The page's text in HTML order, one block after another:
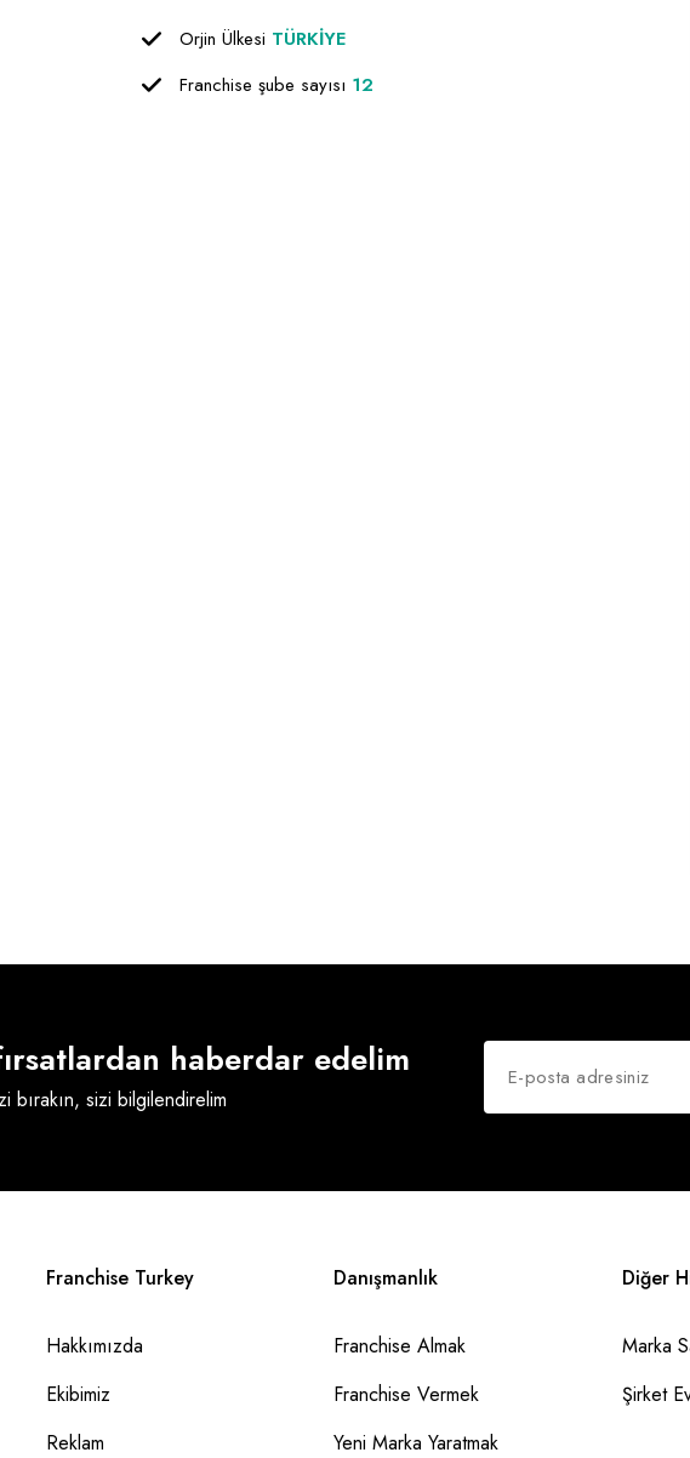
Orjin Ülkesi TÜRKİYE
Franchise şube sayısı 12
haberdar edelim
bırakın, sizi bilgilendirelim
Franchise Turkey
Hakkımızda
Ekibimiz
Reklam
Danışmanlık
Franchise Almak
Franchise Vermek
Yeni Marka Yaratmak
Diğer
Marka
Şirket